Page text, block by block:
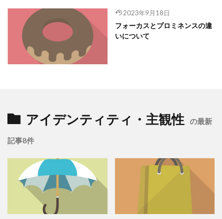
2023年9月18日
フォーカスとプロミネンスの違
いについて
アイデンティティ・主観性 の最新
記事8件